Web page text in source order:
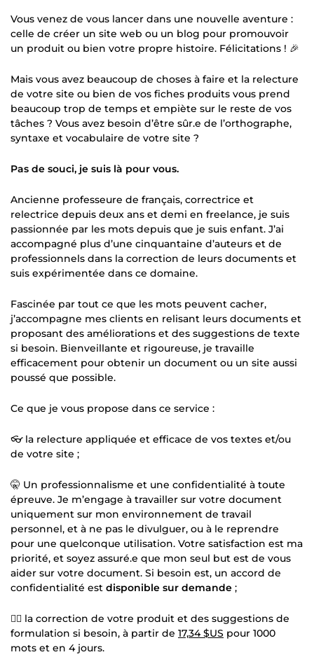
Vous venez de vous lancer dans une nouvelle aventure :
celle de créer un site web ou un blog pour promouvoir
un produit ou bien votre propre histoire. Félicitations ! 🎉
Mais vous avez beaucoup de choses à faire et la relecture
de votre site ou bien de vos fiches produits vous prend
beaucoup trop de temps et empiète sur le reste de vos
tâches ? Vous avez besoin d’être sûr.e de l’orthographe,
syntaxe et vocabulaire de votre site ?
Pas de souci, je suis là pour vous.
Ancienne professeure de français, correctrice et
relectrice depuis deux ans et demi en freelance, je suis
passionnée par les mots depuis que je suis enfant. J’ai
accompagné plus d’une cinquantaine d’auteurs et de
professionnels dans la correction de leurs documents et
suis expérimentée dans ce domaine.
Fascinée par tout ce que les mots peuvent cacher,
j’accompagne mes clients en relisant leurs documents et
proposant des améliorations et des suggestions de texte
si besoin. Bienveillante et rigoureuse, je travaille
efficacement pour obtenir un document ou un site aussi
poussé que possible.
Ce que je vous propose dans ce service :
👓 la relecture appliquée et efficace de vos textes et/ou
de votre site ;
🤫 Un professionnalisme et une confidentialité à toute
épreuve. Je m’engage à travailler sur votre document
uniquement sur mon environnement de travail
personnel, et à ne pas le divulguer, ou à le reprendre
pour une quelconque utilisation. Votre satisfaction est ma
priorité, et soyez assuré.e que mon seul but est de vous
aider sur votre document. Si besoin est, un accord de
confidentialité est disponible sur demande ;
✍🏼 la correction de votre produit et des suggestions de
formulation si besoin, à partir de 17,34 $US pour 1000
mots et en 4 jours.